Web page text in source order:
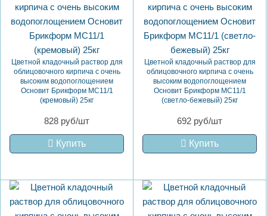
Цветной кладочный раствор для
облицовочного кирпича с очень
высоким водопоглощением
Основит Брикформ MC11/1
(кремовый) 25кг
828 руб/шт
Купить
Цветной кладочный раствор для
облицовочного кирпича с очень
высоким водопоглощением
Основит Брикформ MC11/1
(светло-бежевый) 25кг
692 руб/шт
Купить